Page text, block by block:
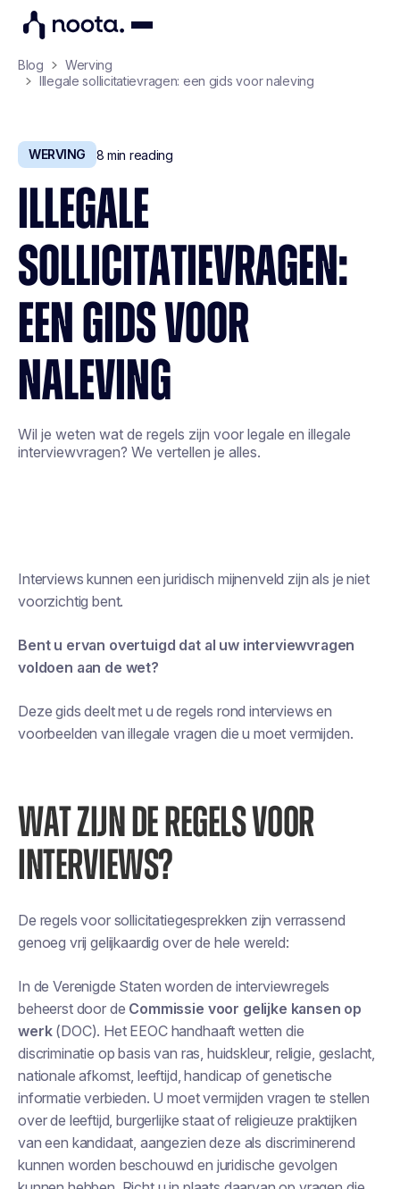
Blog
Werving
Illegale sollicitatievragen: een gids voor naleving
WERVING 8 min reading
ILLEGALE
SOLLICITATIEVRAGEN:
EEN GIDS VOOR
NALEVING
Wil je weten wat de regels zijn voor legale en illegale
interviewvragen? We vertellen je alles.
Interviews kunnen een juridisch mijnenveld zijn als je niet
voorzichtig bent.
Bent u ervan overtuigd dat al uw interviewvragen
voldoen aan de wet?
Deze gids deelt met u de regels rond interviews en
voorbeelden van illegale vragen die u moet vermijden.
WAT ZIJN DE REGELS VOOR
INTERVIEWS?
De regels voor sollicitatiegesprekken zijn verrassend
genoeg vrij gelijkaardig over de hele wereld:
In de Verenigde Staten worden de interviewregels
beheerst door de Commissie voor gelijke kansen op
werk(DOC). Het EEOC handhaaft wetten die
discriminatie op basis van ras, huidskleur, religie, geslacht,
nationale afkomst, leeftijd, handicap of genetische
informatie verbieden. U moet vermijden vragen te stellen
over de leeftijd, burgerlijke staat of religieuze praktijken
van een kandidaat, aangezien deze als discriminerend
kunnen worden beschouwd en juridische gevolgen